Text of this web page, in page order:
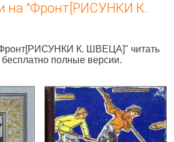
на "Фронт[РИСУНКИ К.
К. ШВЕЦА]" читать
бесплатно полные версии.